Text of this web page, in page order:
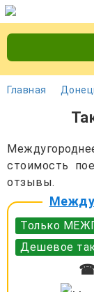
Главная
стоимость
отзывы.
Только
Дешевое
☎